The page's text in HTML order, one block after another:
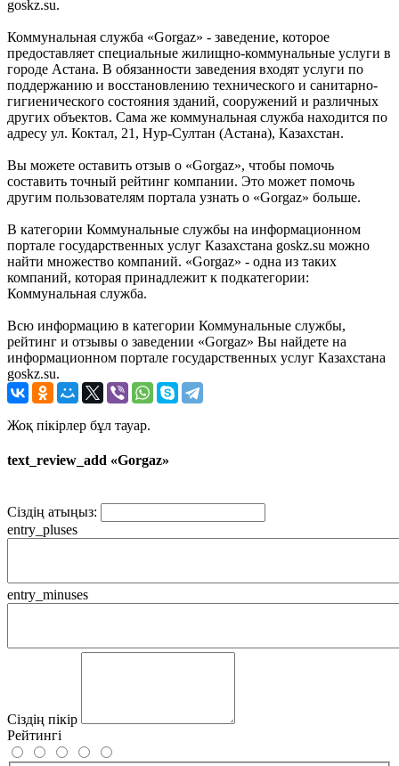
goskz.su.
Коммунальная служба «Gorgaz» - заведение, которое
предоставляет специальные жилищно-коммунальные услуги в
городе Астана. В обязанности заведения входят услуги по
поддержанию и восстановлению технического и санитарно-
гигиенического состояния зданий, сооружений и различных
других объектов. Сама же коммунальная служба находится по
адресу ул. Коктал, 21, Нур-Султан (Астана), Казахстан.
Вы можете оставить отзыв о «Gorgaz», чтобы помочь
составить точный рейтинг компании. Это может помочь
другим пользователям портала узнать о «Gorgaz» больше.
В категории Коммунальные службы на информационном
портале государственных услуг Казахстана goskz.su можно
найти множество компаний. «Gorgaz» - одна из таких
компаний, которая принадлежит к подкатегории:
Коммунальная служба.
Всю информацию в категории Коммунальные службы,
рейтинг и отзывы о заведении «Gorgaz» Вы найдете на
информационном портале государственных услуг Казахстана
goskz.su.
Жоқ пікірлер бұл тауар.
text_review_add «Gorgaz»
Сіздің атыңыз:
entry_pluses
entry_minuses
Сіздің пікір
Рейтингі